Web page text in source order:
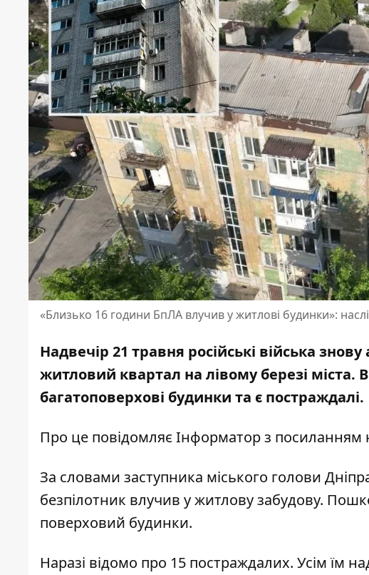
«Близько 16 години БпЛА влучив у житлові будинки»:
Надвечір 21 травня російські війська знову
житловий квартал на лівому березі міста.
багатоповерхові будинки та є постраждалі.
Про це повідомляє Інформатор з посиланням
За словами заступника міського голови
безпілотник влучив у житлову забудову.
поверховий будинки.
Наразі відомо про 15 постраждалих. Усім їм